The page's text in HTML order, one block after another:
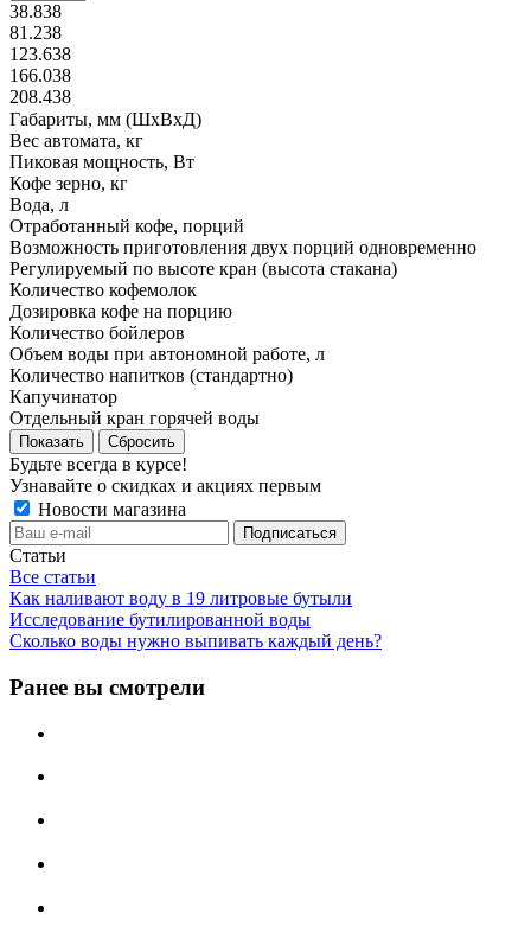
38.838
81.238
123.638
166.038
208.438
Габариты, мм (ШхВхД)
Вес автомата, кг
Пиковая мощность, Вт
Кофе зерно, кг
Вода, л
Отработанный кофе, порций
Возможность приготовления двух порций одновременно
Регулируемый по высоте кран (высота стакана)
Количество кофемолок
Дозировка кофе на порцию
Количество бойлеров
Объем воды при автономной работе, л
Количество напитков (стандартно)
Капучинатор
Отдельный кран горячей воды
Сбросить
Будьте всегда в курсе!
Узнавайте о скидках и акциях первым
Новости магазина
Статьи
Все статьи
Как наливают воду в 19 литровые бутыли
Исследование бутилированной воды
Сколько воды нужно выпивать каждый день?
Ранее вы смотрели